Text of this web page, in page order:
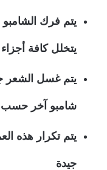
يتم فرك
يتخلل كافة
يتم غسل الشعر
شامبو آخر حسب
جيدة